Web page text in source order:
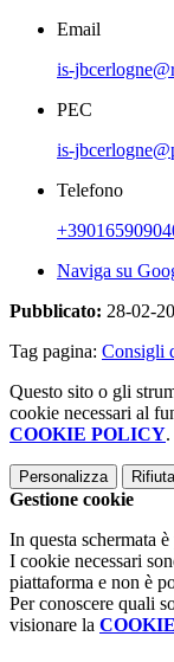
Email
is-
PEC
is-
Telefono
Naviga su
Pubblicato: 28-02-
Tag pagina: Consigli
Questo sito o gli
cookie necessari al
COOKIE POLICY.
Personalizza
Gestione cookie
In questa schermata
I cookie necessari
piattaforma e non è
Per conoscere quali
visionare la